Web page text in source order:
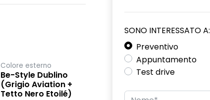
Colore esterno
Be-Style Dublino
(Grigio Aviation +
Tetto Nero Etoilé)
SONO INTERESSATO A:
Preventivo
Appuntamento
Test drive